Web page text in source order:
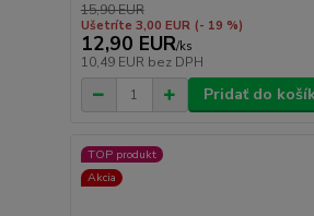
15,90 EUR
Ušetríte 3,00 EUR (- 19 %)
12,90 EUR/ks
10,49 EUR bez DPH
Pridať do
TOP produkt
Akcia